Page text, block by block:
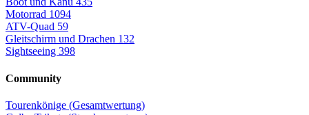
Motorrad 1094
ATV-Quad 59
Gleitschirm und Drachen 132
Sightseeing 398
Community
Tourenkönige (Gesamtwertung)